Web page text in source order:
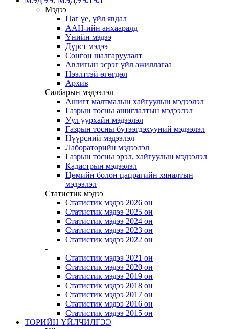
Мэдээ
Цаг үе, үйл явдал
ААН-ийн анхааралд
Үнийн мэдээ
Дүрст мэдээ
Сонгон шалгаруулалт
Авлигын эсрэг үйл ажиллагаа
Нээлттэй өгөгдөл
Архив
Салбарын мэдээлэл
Ашигт малтмалын хайгуулын мэдээлэл
Газрын тосны ашиглалтын мэдээлэл
Уул уурхайн мэдээлэл
Газрын тосны бүтээгдэхүүний мэдээлэл
Нүүрсний мэдээлэл
Лабораторийн мэдээлэл
Газрын тосны эрэл, хайгуулын мэдээлэл
Кадастрын мэдээлэл
Цөмийн болон цацрагийн хяналтын
мэдээлэл
Статистик мэдээ
Статистик мэдээ 2026 он
Статистик мэдээ 2025 он
Статистик мэдээ 2024 он
Статистик мэдээ 2023 он
Статистик мэдээ 2022 он
-
Статистик мэдээ 2021 он
Статистик мэдээ 2020 он
Статистик мэдээ 2019 он
Статистик мэдээ 2018 он
Статистик мэдээ 2017 он
Статистик мэдээ 2016 он
Статистик мэдээ 2015 он
ТӨРИЙН ҮЙЛЧИЛГЭЭ